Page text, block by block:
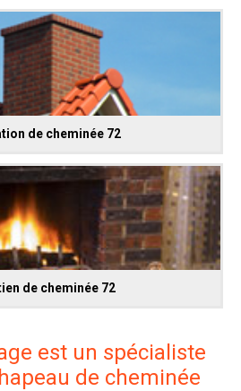
de cheminée 72
de cheminée 72
est un spécialiste
de cheminée